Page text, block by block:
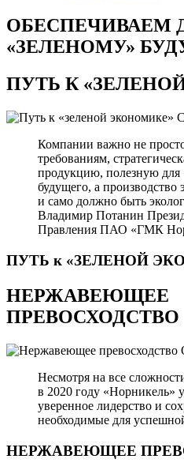
ОБЕСПЕЧИВАЕМ
«ЗЕЛЕНОМУ»
ПУТЬ К
Компании важно не
требованиям,
продукцию, полезную для
будущего, а
и само должно быть
Владимир Потанин
Правления ПАО «ГМК
ПУТЬ к «ЗЕЛЕНОЙ
НЕРЖАВЕЮЩЕЕ
ПРЕВОСХОДСТВО
Несмотря на все
в 2020 году «Норникель»
уверенное лидерство и
необходимые для
НЕРЖАВЕЮЩЕЕ